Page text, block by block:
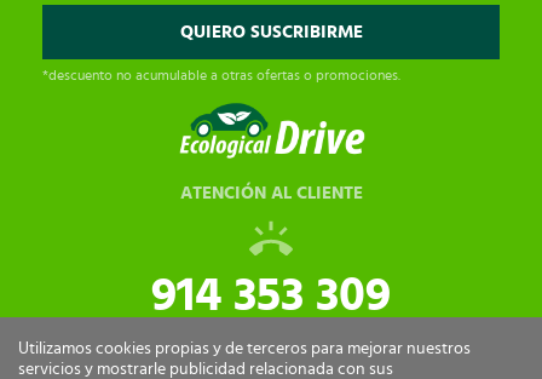
*descuento no acumulable a otras ofertas o promociones.
ATENCIÓN AL CLIENTE
914 353 309
tiendaonline@ecologicaldrive.com
Utilizamos cookies propias y de terceros para mejorar nuestros
servicios y mostrarle publicidad relacionada con sus